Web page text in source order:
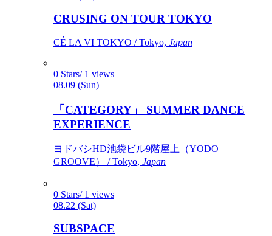
CRUSING ON TOUR TOKYO
CÉ LA VI TOKYO / Tokyo, Japan
0 Stars/ 1 views
08.09 (Sun)
「CATEGORY」 SUMMER DANCE
EXPERIENCE
ヨドバシHD池袋ビル9階屋上（YODO
GROOVE） / Tokyo, Japan
0 Stars/ 1 views
08.22 (Sat)
SUBSPACE